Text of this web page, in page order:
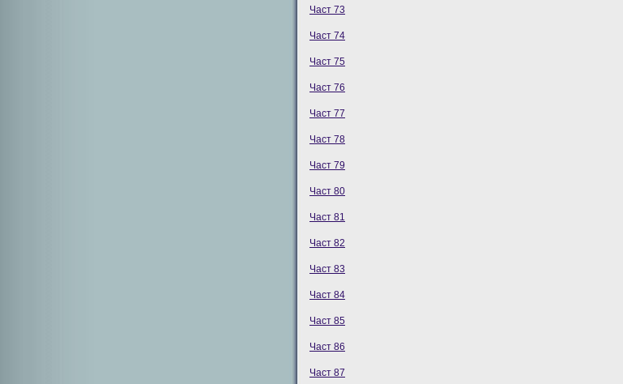
Част 73
Част 74
Част 75
Част 76
Част 77
Част 78
Част 79
Част 80
Част 81
Част 82
Част 83
Част 84
Част 85
Част 86
Част 87